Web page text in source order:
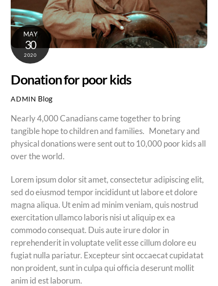
MAY
30
2020
Donation for poor kids
ADMIN Blog
Nearly 4,000 Canadians came together to bring
tangible hope to children and families. Monetary and
physical donations were sent out to 10,000 poor kids all
over the world.
Lorem ipsum dolor sit amet, consectetur adipiscing elit,
sed do eiusmod tempor incididunt ut labore et dolore
magna aliqua. Ut enim ad minim veniam, quis nostrud
exercitation ullamco laboris nisi ut aliquip ex ea
commodo consequat. Duis aute irure dolor in
reprehenderit in voluptate velit esse cillum dolore eu
fugiat nulla pariatur. Excepteur sint occaecat cupidatat
non proident, sunt in culpa qui officia deserunt mollit
anim id est laborum.